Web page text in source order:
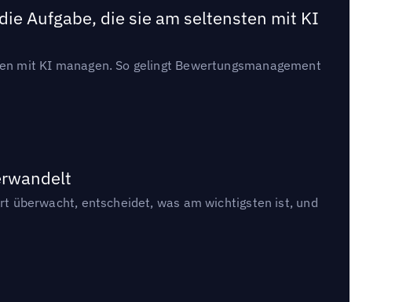
Aufgabe, die sie am seltensten mit KI
mit KI managen. So gelingt Bewertungsmanagement
überwacht, entscheidet, was am wichtigsten ist, und